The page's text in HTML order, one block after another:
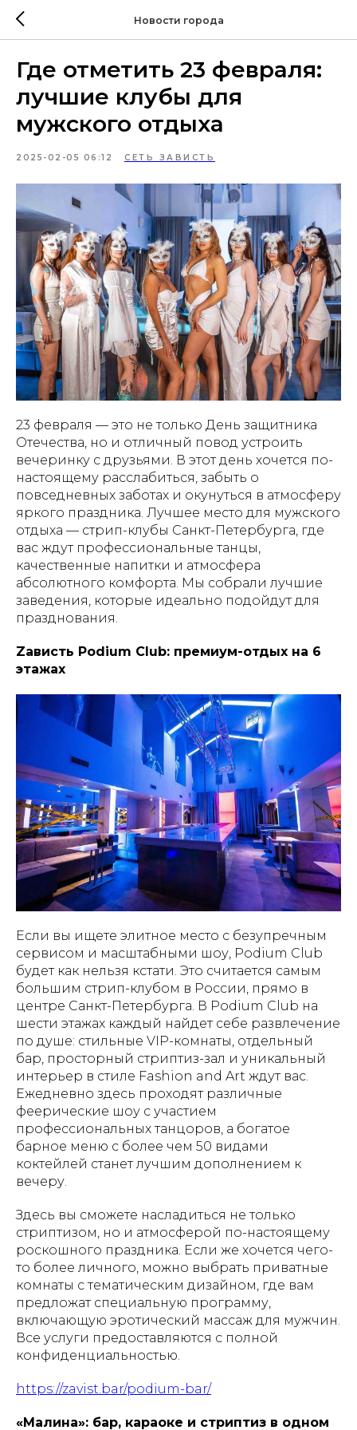
Новости города
Где отметить 23 февраля:
лучшие клубы для
мужского отдыха
2025-02-05 06:12 СЕТЬ ЗАВИСТЬ
23 февраля — это не только День защитника
Отечества, но и отличный повод устроить
вечеринку с друзьями. В этот день хочется по-
настоящему расслабиться, забыть о
повседневных заботах и ​​окунуться в атмосферу
яркого праздника. Лучшее место для мужского
отдыха — стрип-клубы Санкт-Петербурга, где
вас ждут профессиональные танцы,
качественные напитки и атмосфера
абсолютного комфорта. Мы собрали лучшие
заведения, которые идеально подойдут для
празднования.
Zaвисть Podium Club: премиум-отдых на 6
этажах
Если вы ищете элитное место с безупречным
сервисом и масштабными шоу, Podium Club
будет как нельзя кстати. Это считается самым
большим стрип-клубом в России, прямо в
центре Санкт-Петербурга. В Podium Club на
шести этажах каждый найдет себе развлечение
по душе: стильные VIP-комнаты, отдельный
бар, просторный стриптиз-зал и уникальный
интерьер в стиле Fashion and Art ждут вас.
Ежедневно здесь проходят различные
феерические шоу с участием
профессиональных танцоров, а богатое
барное меню с более чем 50 видами
коктейлей станет лучшим дополнением к
вечеру.
Здесь вы сможете насладиться не только
стриптизом, но и атмосферой по-настоящему
роскошного праздника. Если же хочется чего-
то более личного, можно выбрать приватные
комнаты с тематическим дизайном, где вам
предложат специальную программу,
включающую эротический массаж для мужчин.
Все услуги предоставляются с полной
конфиденциальностью.
https://zavist.bar/podium-bar/
«Малина»: бар, караоке и стриптиз в одном